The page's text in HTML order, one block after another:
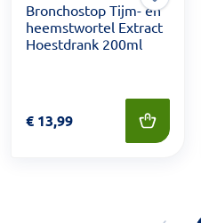
Bronchostop Tijm- en
heemstwortel Extract
Hoestdrank 200ml
Prijs: € 13,99
€ 13,99